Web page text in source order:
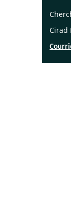
Cirad